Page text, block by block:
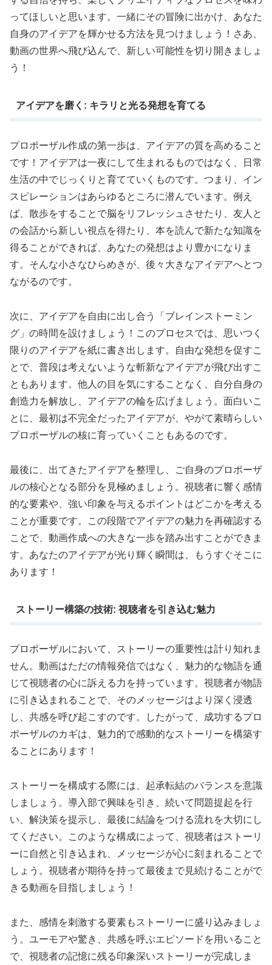
ってほしいと思います。一緒にその冒険に出かけ、あなた
自身のアイデアを輝かせる方法を見つけましょう！さあ、
動画の世界へ飛び込んで、新しい可能性を切り開きましょ
う！
アイデアを磨く: キラリと光る発想を育てる
プロポーザル作成の第一歩は、アイデアの質を高めること
です！アイデアは一夜にして生まれるものではなく、日常
生活の中でじっくりと育てていくものです。つまり、イン
スピレーションはあらゆるところに潜んでいます。例え
ば、散歩をすることで脳をリフレッシュさせたり、友人と
の会話から新しい視点を得たり、本を読んで新たな知識を
得ることができれば、あなたの発想はより豊かになりま
す。そんな小さなひらめきが、後々大きなアイデアへとつ
ながるのです。
次に、アイデアを自由に出し合う「ブレインストーミン
グ」の時間を設けましょう！このプロセスでは、思いつく
限りのアイデアを紙に書き出します。自由な発想を促すこ
とで、普段は考えないような斬新なアイデアが飛び出すこ
ともあります。他人の目を気にすることなく、自分自身の
創造力を解放し、アイデアの輪を広げましょう。面白いこ
とに、最初は不完全だったアイデアが、やがて素晴らしい
プロポーザルの核に育っていくこともあるのです。
最後に、出てきたアイデアを整理し、ご自身のプロポーザ
ルの核心となる部分を見極めましょう。視聴者に響く感情
的な要素や、強い印象を与えるポイントはどこかを考える
ことが重要です。この段階でアイデアの魅力を再確認する
ことで、動画作成への大きな一歩を踏み出すことができま
す。あなたのアイデアが光り輝く瞬間は、もうすぐそこに
あります！
ストーリー構築の技術: 視聴者を引き込む魅力
プロポーザルにおいて、ストーリーの重要性は計り知れま
せん。動画はただの情報発信ではなく、魅力的な物語を通
じて視聴者の心に訴える力を持っています。視聴者が物語
に引き込まれることで、そのメッセージはより深く浸透
し、共感を呼び起こすのです。したがって、成功するプロ
ポーザルのカギは、魅力的で感動的なストーリーを構築す
ることにあります！
ストーリーを構成する際には、起承転結のバランスを意識
しましょう。導入部で興味を引き、続いて問題提起を行
い、解決策を提示し、最後に結論をつける流れを大切にし
てください。このような構成によって、視聴者はストーリ
ーに自然と引き込まれ、メッセージが心に刻まれることで
しょう。視聴者が期待を持って最後まで見続けることがで
きる動画を目指しましょう！
また、感情を刺激する要素もストーリーに盛り込みましょ
う。ユーモアや驚き、共感を呼ぶエピソードを用いること
で、視聴者の記憶に残る印象深いストーリーが完成しま